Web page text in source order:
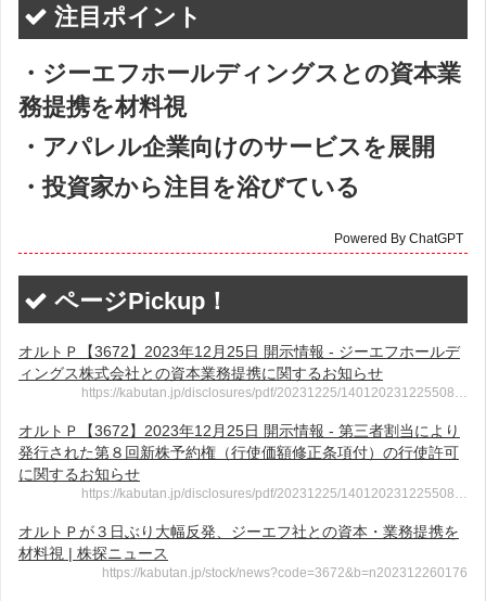
注目ポイント
・ジーエフホールディングスとの資本業
務提携を材料視
・アパレル企業向けのサービスを展開
・投資家から注目を浴びている
Powered By ChatGPT
ページPickup！
オルトＰ【3672】2023年12月25日 開示情報 - ジーエフホールデ
ィングス株式会社との資本業務提携に関するお知らせ
https://kabutan.jp/disclosures/pdf/20231225/140120231225508…
オルトＰ【3672】2023年12月25日 開示情報 - 第三者割当により
発行された第８回新株予約権（行使価額修正条項付）の行使許可
に関するお知らせ
https://kabutan.jp/disclosures/pdf/20231225/140120231225508…
オルトＰが３日ぶり大幅反発、ジーエフ社との資本・業務提携を
材料視 | 株探ニュース
https://kabutan.jp/stock/news?code=3672&b=n202312260176